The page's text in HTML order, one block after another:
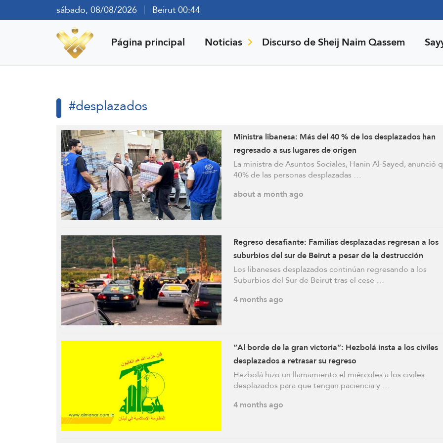
sábado, 08/08/2026 Beirut 00:44
Página principal Noticias Discurso de Sheij Naim Qassem
#desplazados
Ministra libanesa: Más del 40 % de los desplazados han
regresado a sus lugares de origen
La ministra de Asuntos Sociales, Hanin Al-Sayed, anunció
40% de las personas desplazadas …
about a month ago
Regreso desafiante: Familias desplazadas regresan a los
suburbios del sur de Beirut a pesar de la destrucción
generalizada
Los libaneses desplazados continúan regresando a los
Suburbios del Sur de Beirut tras el cese …
4 months ago
“Al borde de la gran victoria”: Hezbolá insta a los civiles
desplazados a retrasar su regreso
Hezbolá hizo un llamamiento el miércoles a los civiles
desplazados para que tengan paciencia y …
4 months ago